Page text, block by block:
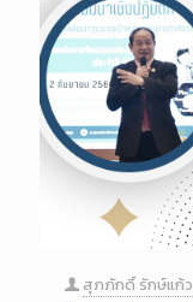
สุภภักดิ์ รักษ์แก้ว